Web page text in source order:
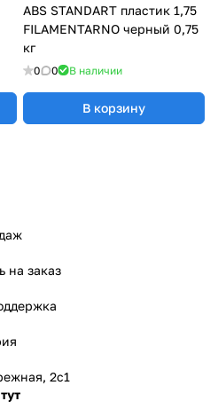
ABS STANDART пластик 1,75
FILAMENTARNO черный 0,75
кг
0 0 В наличии
В корзину
на заказ
2с1